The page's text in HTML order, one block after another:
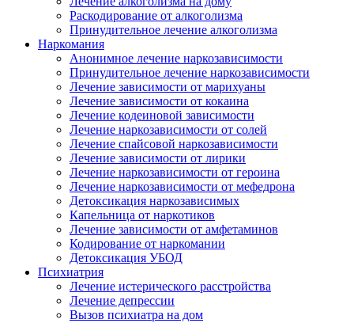
Раскодирование от алкоголизма
Принудительное лечение алкоголизма
Наркомания
Анонимное лечение наркозависимости
Принудительное лечение наркозависимости
Лечение зависимости от марихуаны
Лечение зависимости от кокаина
Лечение кодеиновой зависимости
Лечение наркозависимости от солей
Лечение спайсовой наркозависимости
Лечение зависимости от лирики
Лечение наркозависимости от героина
Лечение наркозависимости от мефедрона
Детоксикация наркозависимых
Капельница от наркотиков
Лечение зависимости от амфетаминов
Кодирование от наркомании
Детоксикация УБОД
Психиатрия
Лечение истерического расстройства
Лечение депрессии
Вызов психиатра на дом